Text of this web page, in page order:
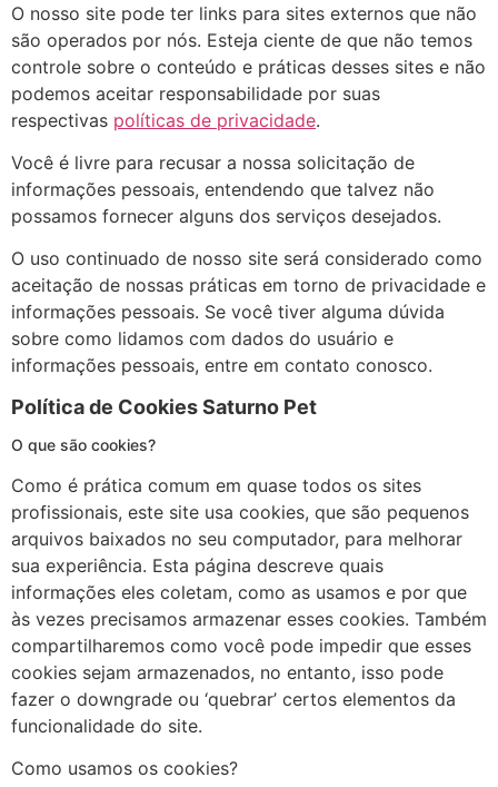
​O nosso site pode ter links para sites externos que não
são operados por nós. Esteja ciente de que não temos
controle sobre o conteúdo e práticas desses sites e não
podemos aceitar responsabilidade por suas
respectivas políticas de privacidade.
Você é livre para recusar a nossa solicitação de
informações pessoais, entendendo que talvez não
possamos fornecer alguns dos serviços desejados.
O uso continuado de nosso site será considerado como
aceitação de nossas práticas em torno de privacidade e
informações pessoais. Se você tiver alguma dúvida
sobre como lidamos com dados do usuário e
informações pessoais, entre em contato conosco.
Política de Cookies Saturno Pet
​O que são cookies?
Como é prática comum em quase todos os sites
profissionais, este site usa cookies, que são pequenos
arquivos baixados no seu computador, para melhorar
sua experiência. Esta página descreve quais
informações eles coletam, como as usamos e por que
às vezes precisamos armazenar esses cookies. Também
compartilharemos como você pode impedir que esses
cookies sejam armazenados, no entanto, isso pode
fazer o downgrade ou ‘quebrar’ certos elementos da
funcionalidade do site.
​Como usamos os cookies?